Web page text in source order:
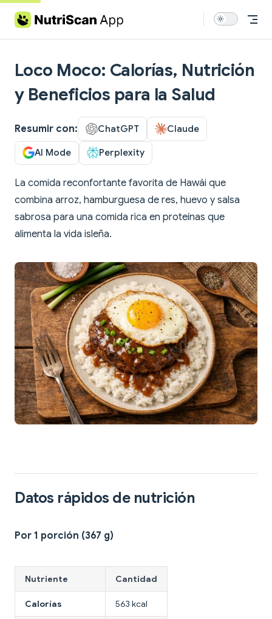
Skip to content
Loco Moco: Calorías, Nutrición
y Beneficios para la Salud
Resumir con: ChatGPT Claude
AI Mode Perplexity
La comida reconfortante favorita de Hawái que
combina arroz, hamburguesa de res, huevo y salsa
sabrosa para una comida rica en proteínas que
alimenta la vida isleña.
Datos rápidos de nutrición
Por 1 porción (367 g)
Nutriente Cantidad
Calorías 563 kcal